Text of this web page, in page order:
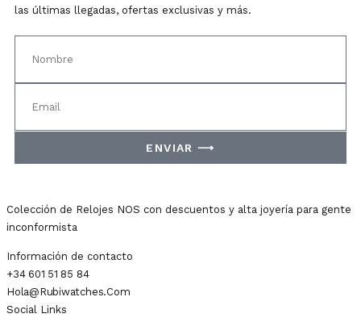
las últimas llegadas, ofertas exclusivas y más.
ENVIAR ⟶
Colección de Relojes NOS con descuentos y alta joyería para gente
inconformista
Información de contacto
+34 601 51 85 84
Hola@rubiwatches.com
Social Links